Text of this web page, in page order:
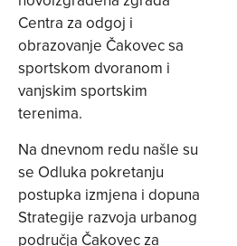
Centra za odgoj i
obrazovanje Čakovec sa
sportskom dvoranom i
vanjskim sportskim
terenima.
Na dnevnom redu našle su
se Odluka pokretanju
postupka izmjena i dopuna
Strategije razvoja urbanog
područja Čakovec za